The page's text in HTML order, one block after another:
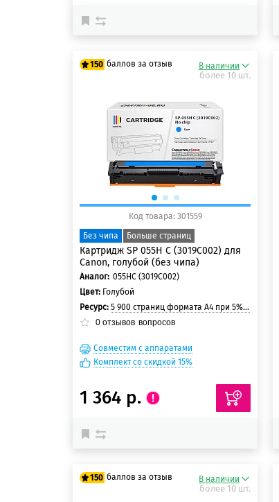
150 баллов за отзыв
125 баллов
150 баллов
В наличии
более 10 шт.
Код товара: 301559
Без чипа
Больше страниц
Картридж SP 055H C (3019C002) для
Canon, голубой (без чипа)
Аналог: 055HC (3019C002)
Цвет: Голубой
Ресурс: 5 900 страниц формата A4 при 5% заполнении страницы
0 отзывов вопросов
Совместим с аппаратами
Комплект со скидкой 15%
1 364 р.
150 баллов за отзыв В наличии
более 10 шт.